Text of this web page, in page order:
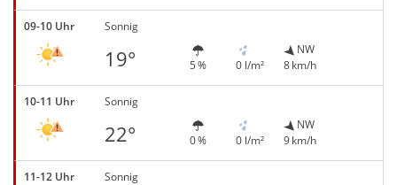
09-10 Uhr Sonnig
19° 5 % 0 l/m²
NW
8 km/h
10-11 Uhr Sonnig
22° 0 % 0 l/m²
NW
9 km/h
11-12 Uhr Sonnig